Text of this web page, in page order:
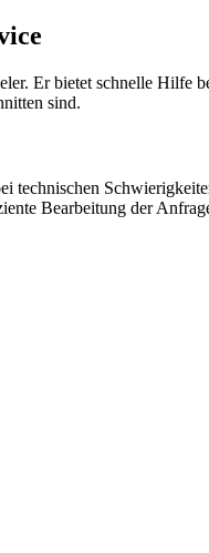
Er bietet schnelle Hilfe
sind.
Bearbeitung der